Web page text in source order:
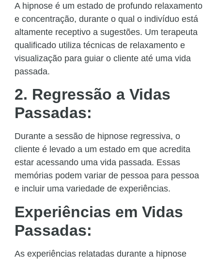
A hipnose é um estado de profundo relaxamento
e concentração, durante o qual o indivíduo está
altamente receptivo a sugestões. Um terapeuta
qualificado utiliza técnicas de relaxamento e
visualização para guiar o cliente até uma vida
passada.
2. Regressão a Vidas
Passadas:
Durante a sessão de hipnose regressiva, o
cliente é levado a um estado em que acredita
estar acessando uma vida passada. Essas
memórias podem variar de pessoa para pessoa
e incluir uma variedade de experiências.
Experiências em Vidas
Passadas:
As experiências relatadas durante a hipnose